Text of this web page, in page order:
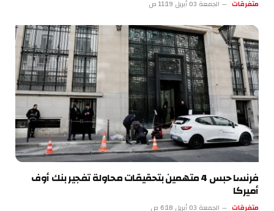
متفرقات الجمعة 03 أبريل 11:19 ص
فرنسا حبس 4 متهمين بتحقيقات محاولة تفجير بنك أوف
أميركا
متفرقات الجمعة 03 أبريل 6:18 ص